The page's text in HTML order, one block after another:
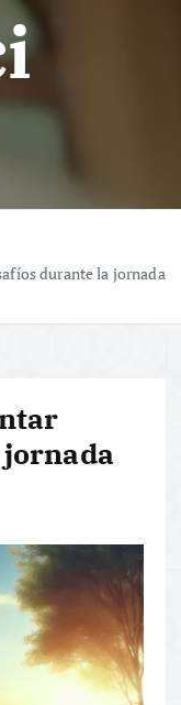
durante la jornada